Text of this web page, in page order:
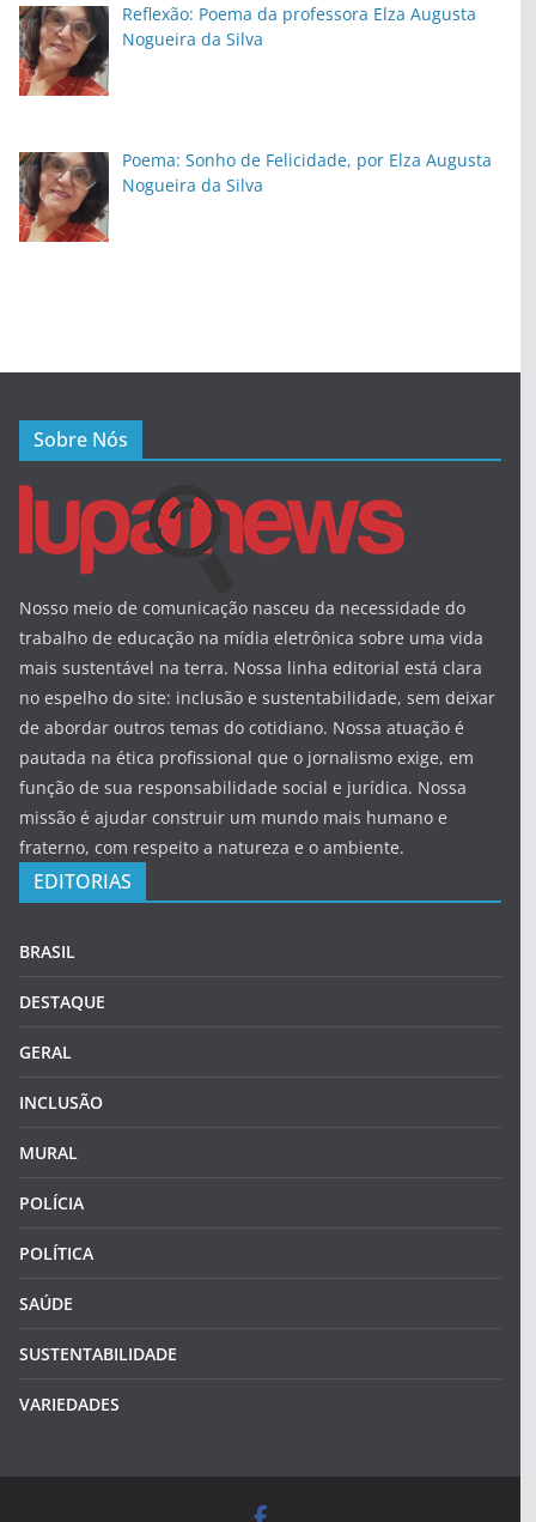
Reflexão: Poema da professora Elza Augusta
Nogueira da Silva
Poema: Sonho de Felicidade, por Elza Augusta
Nogueira da Silva
Sobre Nós
Nosso meio de comunicação nasceu da necessidade do
trabalho de educação na mídia eletrônica sobre uma vida
mais sustentável na terra. Nossa linha editorial está clara
no espelho do site: inclusão e sustentabilidade, sem deixar
de abordar outros temas do cotidiano. Nossa atuação é
pautada na ética profissional que o jornalismo exige, em
função de sua responsabilidade social e jurídica. Nossa
missão é ajudar construir um mundo mais humano e
fraterno, com respeito a natureza e o ambiente.
EDITORIAS
BRASIL
DESTAQUE
GERAL
INCLUSÃO
MURAL
POLÍCIA
POLÍTICA
SAÚDE
SUSTENTABILIDADE
VARIEDADES